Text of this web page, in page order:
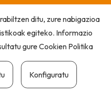
ditu, zure nabigazioa
egiteko. Informazio
gureCookien Politika
Konfiguratu